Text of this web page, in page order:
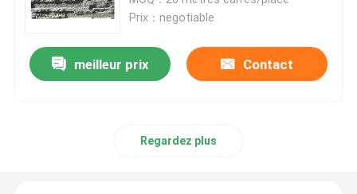
Pierre flambée de granit
Prix：negotiable
meilleur prix Contact
Regardez plus